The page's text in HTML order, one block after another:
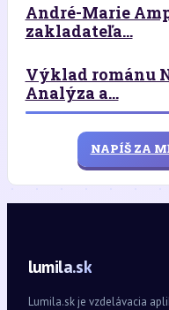
André-Marie
zakladateľa...
Výklad románu
Analýza a...
NAPÍŠ ZA
lumila.sk
Lumila.sk je vzdelávacia